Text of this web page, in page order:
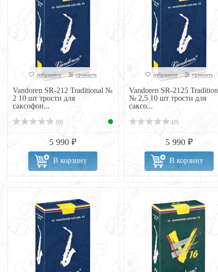
избранное сравнить
Vandoren SR-212 Traditional №
2 10 шт трости для
саксофон...
(0)
5 990 ₽
В корзину
избранное сравнить
Vandoren SR-2125
№ 2,5 10 шт трости для
саксо...
(0)
5 990 ₽
В корзину